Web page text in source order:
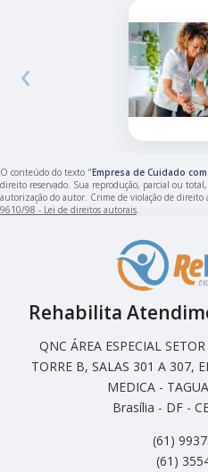
‹
O conteúdo do texto "Empresa de Cuidado
direito reservado. Sua reprodução, parcial ou
autorização do autor. Crime de violação de
9610/98 - Lei de direitos autorais
Rehabilita
QNC ÁREA ESPECIAL
TORRE B, SALAS 301 A 307,
MEDICA -
Brasília - DF -
(61)
(61)